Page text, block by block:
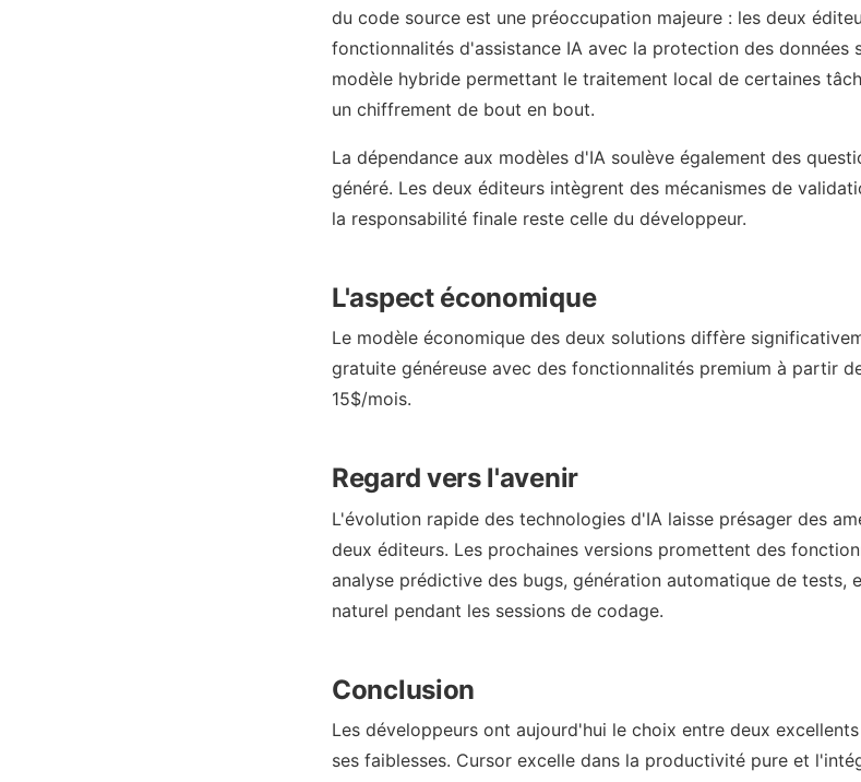
du code source est une préoccupation majeure : les deux
fonctionnalités d'assistance IA avec la protection des données
modèle hybride permettant le traitement local de certaines
un chiffrement de bout en bout.
La dépendance aux modèles d'IA soulève également des
généré. Les deux éditeurs intègrent des mécanismes de
la responsabilité finale reste celle du développeur.
L'aspect économique
Le modèle économique des deux solutions diffère
gratuite généreuse avec des fonctionnalités premium à partir
15$/mois.
Regard vers l'avenir
L'évolution rapide des technologies d'IA laisse présager des
deux éditeurs. Les prochaines versions promettent des
analyse prédictive des bugs, génération automatique de tests,
naturel pendant les sessions de codage.
Conclusion
Les développeurs ont aujourd'hui le choix entre deux
ses faiblesses. Cursor excelle dans la productivité pure et